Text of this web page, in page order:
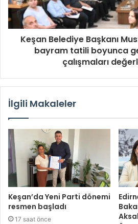
Keşan Belediye Başkanı
bayram tatili boyunca
çalışmaları
İlgili Makaleler
Keşan’da Yeni Parti dönemi
resmen başladı
17 saat önce